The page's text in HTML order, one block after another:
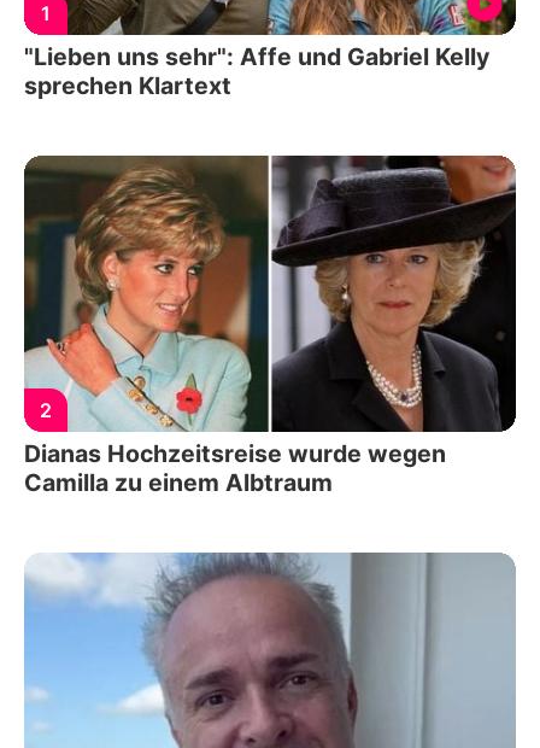
1
"Lieben uns sehr": Affe und Gabriel Kelly
sprechen Klartext
2
Dianas Hochzeitsreise wurde wegen
Camilla zu einem Albtraum